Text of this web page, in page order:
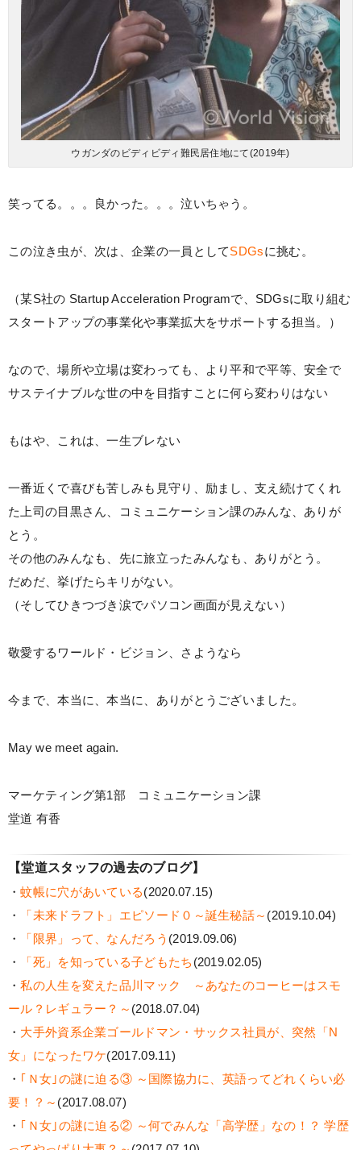
ウガンダのビディビディ難民居住地にて(2019年)
笑ってる。。。良かった。。。泣いちゃう。
この泣き虫が、次は、企業の一員としてSDGsに挑む。
（某S社の Startup Acceleration Programで、SDGsに取り組む
スタートアップの事業化や事業拡大をサポートする担当。）
なので、場所や立場は変わっても、より平和で平等、安全で
サステイナブルな世の中を目指すことに何ら変わりはない
もはや、これは、一生ブレない
一番近くで喜びも苦しみも見守り、励まし、支え続けてくれ
た上司の目黒さん、コミュニケーション課のみんな、ありが
とう。
その他のみんなも、先に旅立ったみんなも、ありがとう。
だめだ、挙げたらキリがない。
（そしてひきつづき涙でパソコン画面が見えない）
敬愛するワールド・ビジョン、さようなら
今まで、本当に、本当に、ありがとうございました。
May we meet again.
マーケティング第1部 コミュニケーション課
堂道 有香
【堂道スタッフの過去のブログ】
・蚊帳に穴があいている(2020.07.15)
・
「未来ドラフト」エピソード０～誕生秘話～ (2019.10.04)
・
「限界」って、なんだろう (2019.09.06)
・
「死」を知っている子どもたち (2019.02.05)
・私の人生を変えた品川マック ～あなたのコーヒーはスモ
ール？レギュラー？～ (2018.07.04)
・ 大手外資系企業ゴールドマン・サックス社員が、突然「N
女」になったワケ(2017.09.11)
・ ｢Ｎ女｣の謎に迫る③ ～国際協力に、英語ってどれくらい必
要！？～ (2017.08.07)
・ ｢Ｎ女｣の謎に迫る② ～何でみんな「高学歴」なの！？ 学歴